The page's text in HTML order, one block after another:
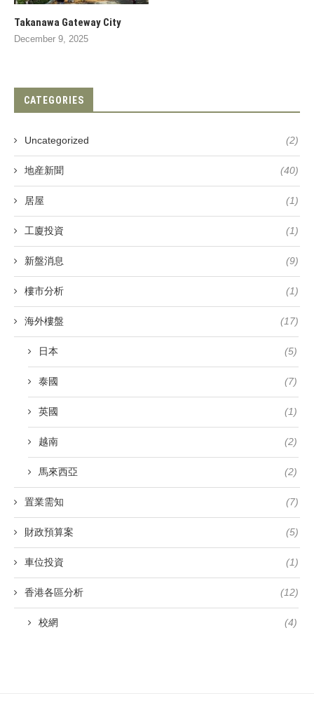
Takanawa Gateway City
December 9, 2025
CATEGORIES
Uncategorized (2)
地産新聞 (40)
居屋 (1)
工廈投資 (1)
新盤消息 (9)
樓市分析 (1)
海外樓盤 (17)
日本 (5)
泰國 (7)
英國 (1)
越南 (2)
馬來西亞 (2)
置業需知 (7)
財政預算案 (5)
車位投資 (1)
香港各區分析 (12)
校網 (4)